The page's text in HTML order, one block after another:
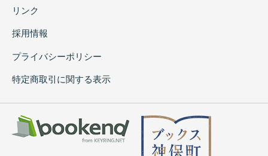
リンク
採用情報
プライバシーポリシー
特定商取引に関する表示